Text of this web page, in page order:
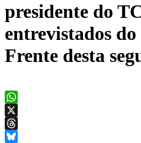
presidente do
entrevistados
Frente desta
WhatsApp
X
Threads